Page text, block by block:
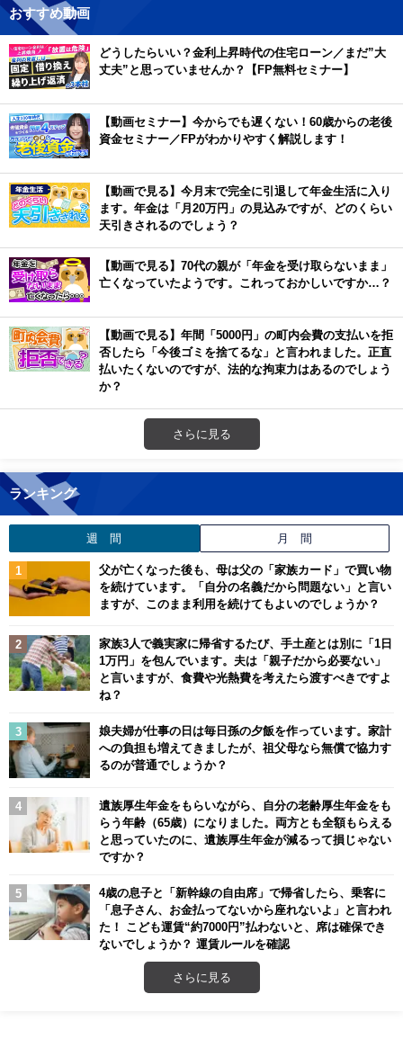
おすすめ動画
どうしたらいい？金利上昇時代の住宅ローン／まだ”大
丈夫”と思っていませんか？【FP無料セミナー】
【動画セミナー】今からでも遅くない！60歳からの老後
資金セミナー／FPがわかりやすく解説します！
【動画で見る】今月末で完全に引退して年金生活に入り
ます。年金は「月20万円」の見込みですが、どのくらい
天引きされるのでしょう？
【動画で見る】70代の親が「年金を受け取らないまま」
亡くなっていたようです。これっておかしいですか…？
【動画で見る】年間「5000円」の町内会費の支払いを拒
否したら「今後ゴミを捨てるな」と言われました。正直
払いたくないのですが、法的な拘束力はあるのでしょう
か？
さらに見る
ランキング
週 間 月 間
父が亡くなった後も、母は父の「家族カード」で買い物
を続けています。「自分の名義だから問題ない」と言い
ますが、このまま利用を続けてもよいのでしょうか？
家族3人で義実家に帰省するたび、手土産とは別に「1日
1万円」を包んでいます。夫は「親子だから必要ない」
と言いますが、食費や光熱費を考えたら渡すべきですよ
ね？
娘夫婦が仕事の日は毎日孫の夕飯を作っています。家計
への負担も増えてきましたが、祖父母なら無償で協力す
るのが普通でしょうか？
遺族厚生年金をもらいながら、自分の老齢厚生年金をも
らう年齢（65歳）になりました。両方とも全額もらえる
と思っていたのに、遺族厚生年金が減るって損じゃない
ですか？
4歳の息子と「新幹線の自由席」で帰省したら、乗客に
「息子さん、お金払ってないから座れないよ」と言われ
た！ こども運賃“約7000円”払わないと、席は確保でき
ないでしょうか？ 運賃ルールを確認
さらに見る